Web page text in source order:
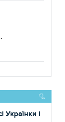
Українки і